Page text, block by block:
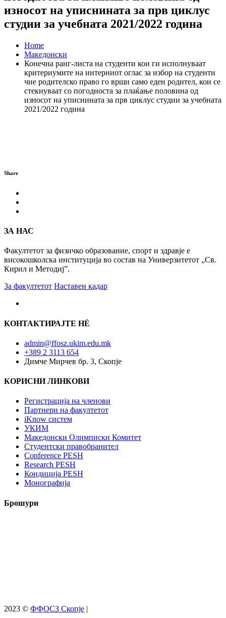
износот на уписнината за прв циклус
студии за учебната 2021/2022 година
Home
Македонски
Конечна ранг-листа на студенти кои ги исполнуваат
критериумите на интерниот оглас за избор на студенти
чие родителско право го врши само еден родител, кои се
стекнуваат со погодноста за плаќање половина од
износот на уписнината за прв циклус студии за учебната
2021/2022 година
Share
ЗА НАС
Факултетот за физичко образование, спорт и здравје е
високошколска институција во состав на Универзитетот „Св.
Кирил и Методиј”.
За факултетот Наставен кадар
КОНТАКТИРАЈТЕ НÈ
admin@ffosz.ukim.edu.mk
+389 2 3113 654
Димче Мирчев бр. 3, Скопје
КОРИСНИ ЛИНКОВИ
Регистрација на членови
Партнери на факултетот
iKnow систем
УКИМ
Македонски Олимписки Комитет
Студентски правобранител
Conference PESH
Research PESH
Кондиција PESH
Монографија
Брошури
2023 © ФФОСЗ Скопје |